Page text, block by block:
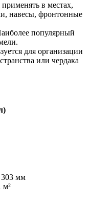
в местах,
навесы, фронтонные
популярный
для организации
или чердака
303 мм
м²